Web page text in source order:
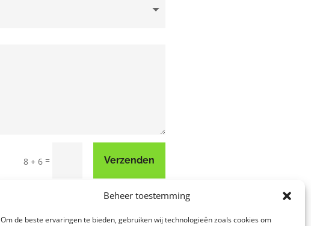
Beheer toestemming
Om de beste ervaringen te bieden, gebruiken wij technologieën zoals cookies om
8 + 6 = Verzenden